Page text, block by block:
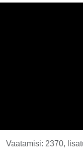
Vaatamisi: 2370,